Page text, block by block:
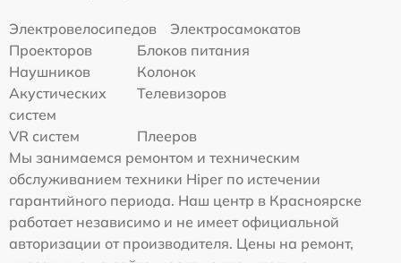
Электровелосипедов
Электросамокатов
Проекторов
Блоков питания
Наушников
Колонок
Акустических
систем
Телевизоров
VR систем
Плееров
Мы занимаемся ремонтом и техническим
обслуживанием техники Hiper по истечении
гарантийного периода. Наш центр в Красноярске
работает независимо и не имеет официальной
авторизации от производителя. Цены на ремонт,